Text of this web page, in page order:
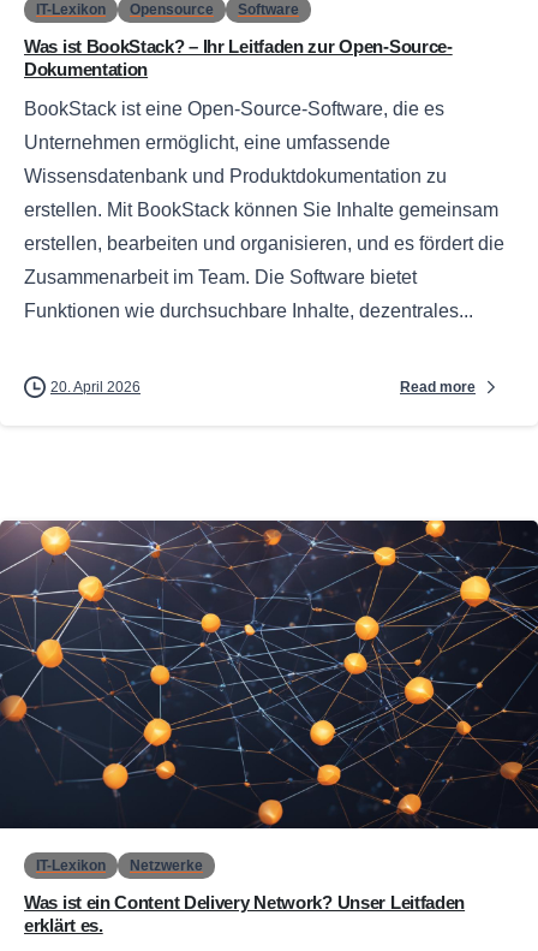
IT-Lexikon Opensource Software
Was ist BookStack? – Ihr Leitfaden zur Open-Source-
Dokumentation
BookStack ist eine Open-Source-Software, die es
Unternehmen ermöglicht, eine umfassende
Wissensdatenbank und Produktdokumentation zu
erstellen. Mit BookStack können Sie Inhalte gemeinsam
erstellen, bearbeiten und organisieren, und es fördert die
Zusammenarbeit im Team. Die Software bietet
Funktionen wie durchsuchbare Inhalte, dezentrales...
20. April 2026 Read more
0
IT-Lexikon Netzwerke
Was ist ein Content Delivery Network? Unser Leitfaden
erklärt es.